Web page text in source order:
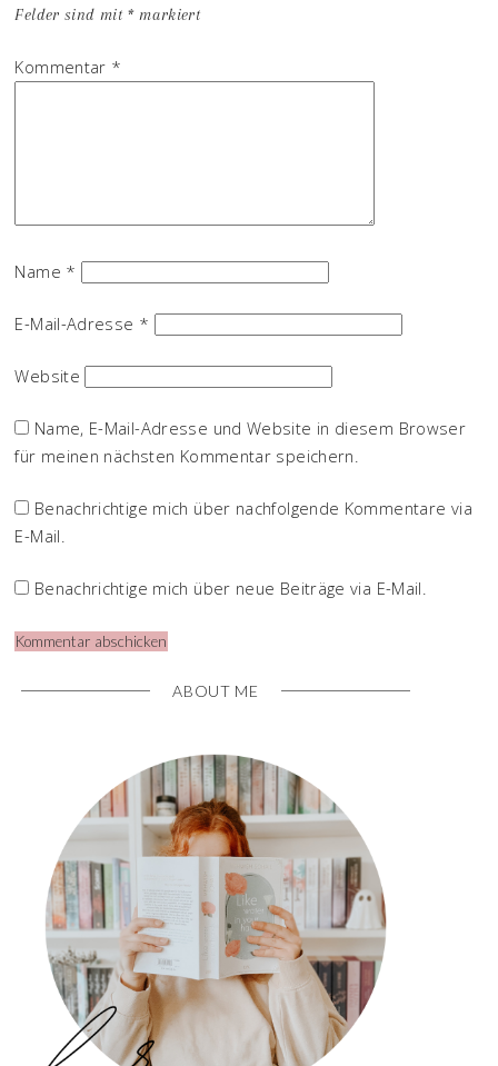
Felder sind mit *markiert
Kommentar *
Name *
E-Mail-Adresse *
Website
Name, E-Mail-Adresse und Website in diesem Browser
für meinen nächsten Kommentar speichern.
Benachrichtige mich über nachfolgende Kommentare via
E-Mail.
Benachrichtige mich über neue Beiträge via E-Mail.
ABOUT ME